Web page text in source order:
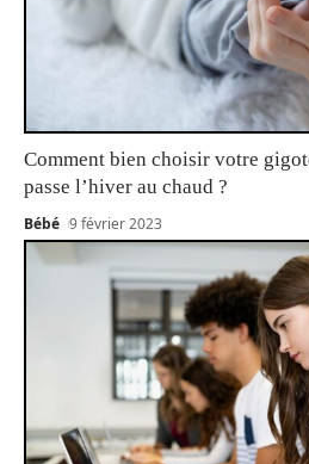
Comment bien choisir votre
passe l’hiver au chaud ?
Bébé 9 février 2023